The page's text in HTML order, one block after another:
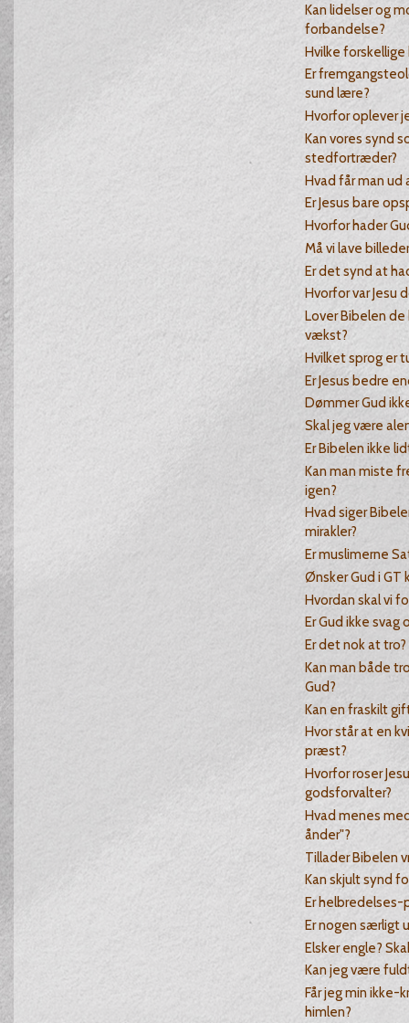
Kan lidelser og
forbandelse?
Hvilke
Er
sund lære?
Hvorfor oplever
Kan vores synd
stedfortræder?
Hvad får man ud
Er Jesus bare
Hvorfor hader
Må vi lave
Er det synd at
Hvorfor var Jesu
Lover Bibelen
vækst?
Hvilket sprog er
Er Jesus bedre
Dømmer Gud
Skal jeg være
Er Bibelen ikke
Kan man miste
igen?
Hvad siger
mirakler?
Er muslimerne
Ønsker Gud i GT
Hvordan skal vi
Er Gud ikke svag
Er det nok at tro?
Kan man både
Gud?
Kan en fraskilt
Hvor står at en
præst?
Hvorfor roser
godsforvalter?
Hvad menes
ånder"?
Tillader Bibelen
Kan skjult synd
Er
Er nogen særligt
Elsker engle?
Kan jeg være
Får jeg min
himlen?